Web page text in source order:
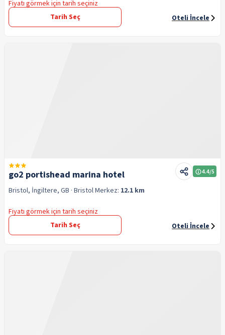
Fiyatı görmek için tarih seçiniz
Tarih Seç
Oteli İncele
go2 portishead marina hotel 4.4/5
Bristol, İngiltere, GB · BristolMerkez: 12.1 km
Fiyatı görmek için tarih seçiniz
Tarih Seç
Oteli İncele